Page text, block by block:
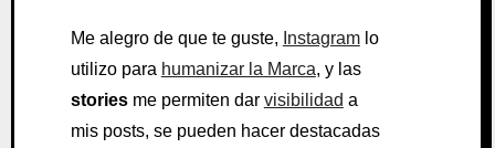
Me alegro de que te guste, Instagramlo
utilizo para humanizar la Marca, y las
storiesme permiten dar visibilidad a
mis posts, se pueden hacer destacadas